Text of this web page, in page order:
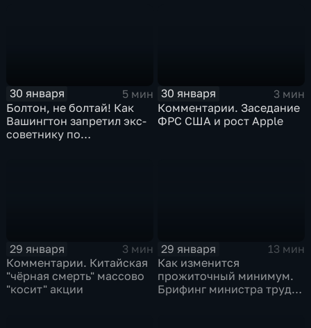
30 января
5 мин
Болтон, не болтай! Как
Вашингтон запретил экс-
советнику по
30 января
3 мин
Комментарии. Заседание
ФРС США и рост Apple
29 января
3 мин
Комментарии. Китайская
"чёрная смерть" массово
"косит" акции
29 января
13 мин
Как изменится
прожиточный минимум.
Брифинг министра труда